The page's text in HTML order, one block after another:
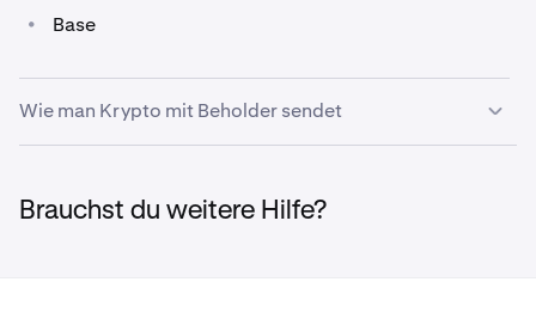
• Base
Wie man Krypto mit Beholder sendet
Seiten oder innerhalb der Portfolio
Brauchst du weitere Hilfe?